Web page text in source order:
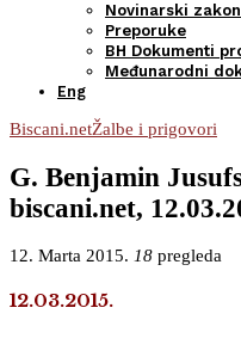
Novinarski
Preporuke
BH Dokumenti
Međunarodni
Eng
Biscani.netŽalbe i prigovori
G. Benjamin
biscani.net,
12. Marta 2015. 18 pregleda
12.03.2015.